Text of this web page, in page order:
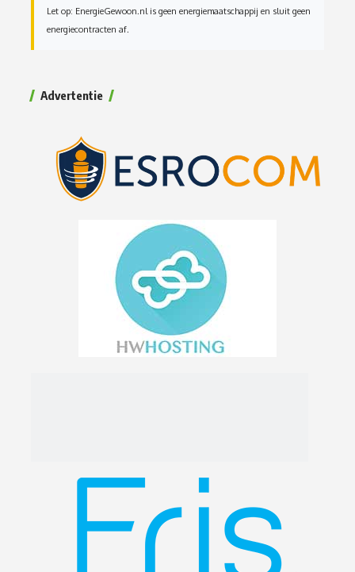
Let op: EnergieGewoon.nl is geen energiemaatschappij en sluit geen
energiecontracten af.
Advertentie